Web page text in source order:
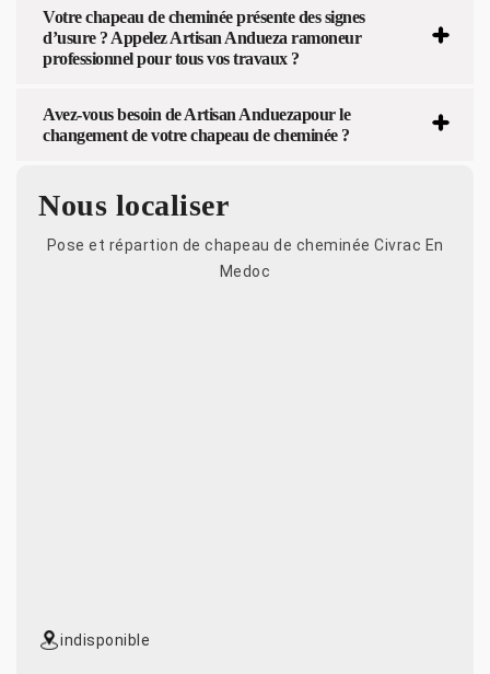
Votre chapeau de cheminée présente des signes
d’usure ? Appelez Artisan Andueza ramoneur
professionnel pour tous vos travaux ?
Avez-vous besoin de Artisan Anduezapour le
changement de votre chapeau de cheminée ?
Nous localiser
Pose et répartion de chapeau de cheminée Civrac En
Medoc
indisponible